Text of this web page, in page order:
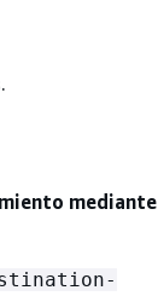
mediante